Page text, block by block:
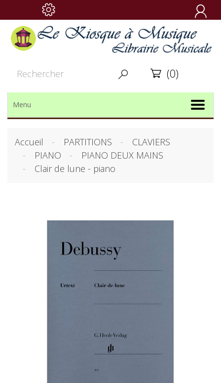

  (0)
Menu
Accueil PARTITIONS
CLAVIERS
PIANO
PIANO DEUX MAINS
Clair de lune - piano